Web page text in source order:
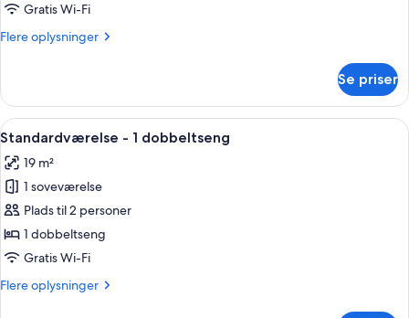
-
dobbeltsenge
Gratis Wi-Fi
Flere oplysninger
Flere
dobbeltværelse
2
Se priser
Indlæs
alle
billeder
af
Standardværelse
-
1
Et hotelværelse med en stor seng, et
6
Standardværelse - 1 dobbeltseng
19 m²
1 soveværelse
Plads til 2 personer
1 dobbeltseng
Gratis Wi-Fi
Flere oplysninger
Flere